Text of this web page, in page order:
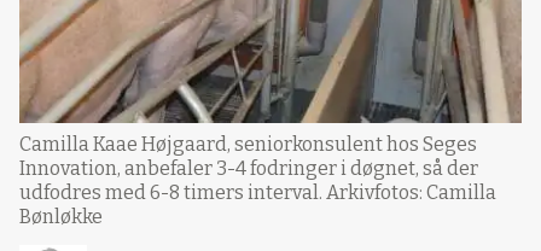
Camilla Kaae Højgaard, seniorkonsulent hos Seges
Innovation, anbefaler 3-4 fodringer i døgnet, så der
udfodres med 6-8 timers interval. Arkivfotos: Camilla
Bønløkke